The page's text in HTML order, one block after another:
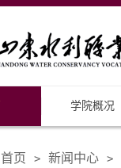
学院概况
首页 > 新闻中心 >